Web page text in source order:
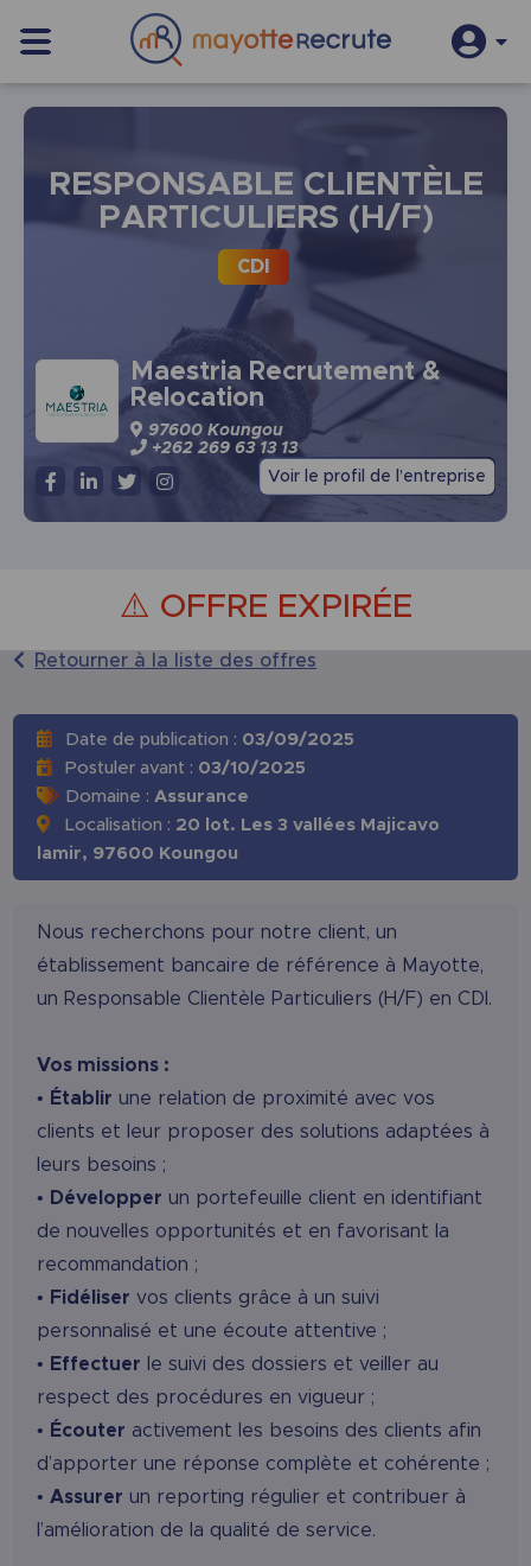
S’inscrire Se connecter
RESPONSABLE CLIENTÈLE
PARTICULIERS (H/F)
CDI
Maestria Recrutement &
Relocation
97600 Koungou
+262 269 63 13 13
Voir le profil de l’entreprise
⚠️ OFFRE EXPIRÉE
Retourner à la liste des offres
Date de publication : 03/09/2025
Postuler avant : 03/10/2025
Domaine :Assurance
Localisation : 20 lot. Les 3 vallées Majicavo
lamir, 97600 Koungou
Nous recherchons pour notre client, un
établissement bancaire de référence à Mayotte,
un Responsable Clientèle Particuliers (H/F) en CDI.
Vos missions :
• Établir une relation de proximité avec vos
clients et leur proposer des solutions adaptées à
leurs besoins ;
• Développer un portefeuille client en identifiant
de nouvelles opportunités et en favorisant la
recommandation ;
• Fidéliser vos clients grâce à un suivi
personnalisé et une écoute attentive ;
• Effectuer le suivi des dossiers et veiller au
respect des procédures en vigueur ;
• Écouter activement les besoins des clients afin
d’apporter une réponse complète et cohérente ;
• Assurer un reporting régulier et contribuer à
l’amélioration de la qualité de service.